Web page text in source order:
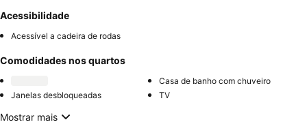
Acessibilidade
Acessível a cadeira de rodas
Comodidades nos quartos
Casa de banho com chuveiro
Janelas desbloqueadas
TV
Mostrar mais